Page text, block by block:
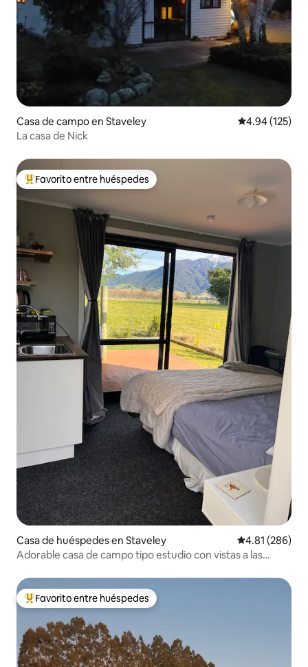
Casa de campo en Staveley Calificación
4.94 (125)
La casa de Nick
Favorito entre huéspedes preferido
Favorito entre huéspedes
Casa de huéspedes en Staveley Calificación
4.81 (286)
Adorable casa de campo tipo estudio con vistas a las
Favorito entre huéspedes preferido
Favorito entre huéspedes